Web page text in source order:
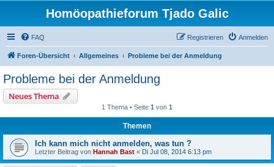
Homöopathieforum Tjado Galic
FAQ Anmelden
Registrieren
Foren-Übersicht Allgemeines Probleme bei der Anmeldung
Probleme bei der Anmeldung
Neues Thema
1 Thema • Seite 1 von 1
Themen
Ich kann mich nicht anmelden, was tun ?
Letzter Beitrag von Hannah Bast « Di Jul 08, 2014 6:13 pm